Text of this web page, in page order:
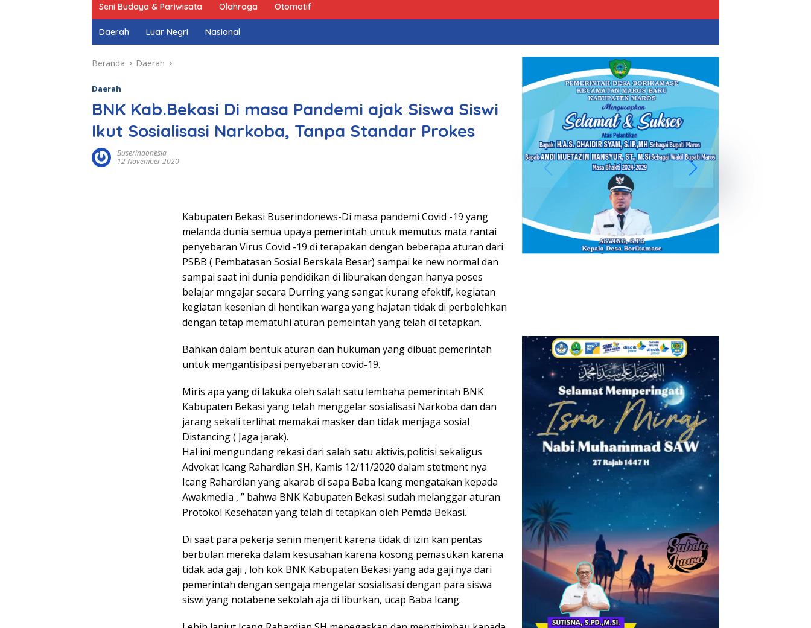
Seni Budaya & Pariwisata Olahraga Otomotif
Daerah Luar Negri Nasional
Beranda Daerah
Daerah
BNK Kab.Bekasi Di masa Pandemi ajak Siswa Siswi
Ikut Sosialisasi Narkoba, Tanpa Standar Prokes
Buserindonesia
12 November 2020
Kabupaten Bekasi Buserindonews-Di masa pandemi Covid -19 yang
melanda dunia semua upaya pemerintah untuk memutus mata rantai
penyebaran Virus Covid -19 di terapakan dengan beberapa aturan dari
PSBB ( Pembatasan Sosial Berskala Besar) sampai ke new normal dan
sampai saat ini dunia pendidikan di liburakan dengan hanya poses
belajar mngajar secara Durring yang sangat kurang efektif, kegiatan
kegiatan kesenian di hentikan warga yang hajatan tidak di perbolehkan
dengan tetap mematuhi aturan pemeintah yang telah di tetapkan.
Bahkan dalam bentuk aturan dan hukuman yang dibuat pemerintah
untuk mengantisipasi penyebaran covid-19.
Miris apa yang di lakuka oleh salah satu lembaha pemerintah BNK
Kabupaten Bekasi yang telah menggelar sosialisasi Narkoba dan dan
jarang sekali terlihat memakai masker dan tidak menjaga sosial
Distancing ( Jaga jarak).
Hal ini mengundang rekasi dari salah satu aktivis,politisi sekaligus
Advokat Icang Rahardian SH, Kamis 12/11/2020 dalam stetment nya
Icang Rahardian yang akarab di sapa Baba Icang mengatakan kepada
Awakmedia , ” bahwa BNK Kabupaten Bekasi sudah melanggar aturan
Protokol Kesehatan yang telah di tetapkan oleh Pemda Bekasi.
Di saat para pekerja senin menjerit karena tidak di izin kan pentas
berbulan mereka dalam kesusahan karena kosong pemasukan karena
tidak ada gaji , loh kok BNK Kabupaten Bekasi yang ada gaji nya dari
pemerintah dengan sengaja mengelar sosialisasi dengan para siswa
siswi yang notabene sekolah aja di liburkan, ucap Baba Icang.